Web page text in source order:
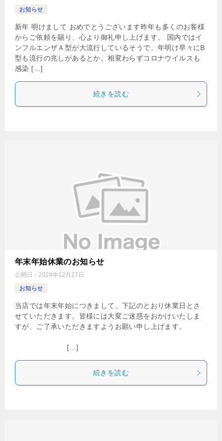
お知らせ
新年 明けまして おめでとうございます昨年も多くのお客様
からご依頼を賜り、心より御礼申し上げます。 国内ではイ
ンフルエンザＡ型が大流行しているそうで、年明け早々にB
型も流行の兆しがあるとか。相変わらずコロナウイルスも
感染 […]
続きを読む
年末年始休業のお知らせ
公開日： 2024年12月27日
お知らせ
当店では年末年始につきまして、下記のとおり休業日とさ
せていただきます。皆様には大変ご迷惑をおかけいたしま
すが、ご了承いただきますようお願い申し上げます。
[…]
続きを読む